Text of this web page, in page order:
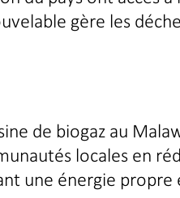
gère les
de biogaz au
locales en
une énergie